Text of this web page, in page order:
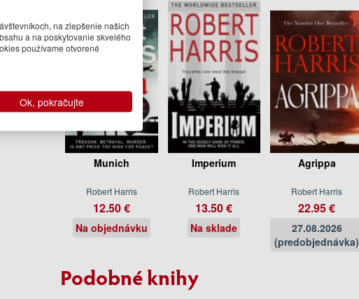
Munich
Robert Harris
12.50 €
Na objednávku
Imperium
Robert Harris
13.50 €
Na sklade
Agrippa
Robert Harris
22.95 €
27.08.2026
(predobjednávka)
Podobné knihy
na zlepšenie našich
a na poskytovanie skvelého
používame otvorené
Ok, pokračujte